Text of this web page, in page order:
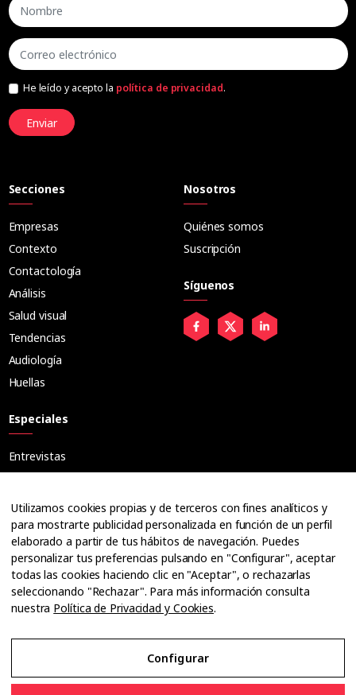
He leído y acepto la política de privacidad.
Enviar
Secciones
Empresas
Contexto
Contactología
Análisis
Salud visual
Tendencias
Audiología
Huellas
Especiales
Entrevistas
Ópticos
Cuadernos
Guías
Dossier
Anuarios
Ofertas de empleo
Nosotros
Quiénes somos
Suscripción
Síguenos
Utilizamos cookies propias y de terceros con fines analíticos y
para mostrarte publicidad personalizada en función de un perfil
elaborado a partir de tus hábitos de navegación. Puedes
personalizar tus preferencias pulsando en "Configurar", aceptar
todas las cookies haciendo clic en "Aceptar", o rechazarlas
seleccionando "Rechazar". Para más información consulta
nuestra Política de Privacidad y Cookies.
Configurar